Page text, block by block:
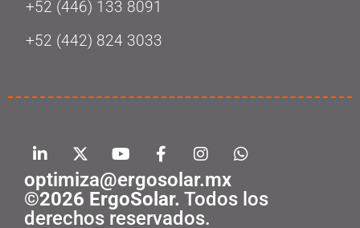
‭+52 (446) 133 8091‬
+52 (442) 824 3033
optimiza@ergosolar.mx
©2026 ErgoSolar. Todos los
derechos reservados.